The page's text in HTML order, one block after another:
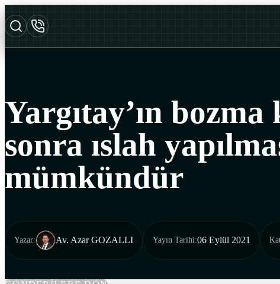
Yargıtay’ın
sonra ıslah
mümkündür
Yazar: Av. Azar GOZALLI Yayın Tarihi:06 Eylül 2021